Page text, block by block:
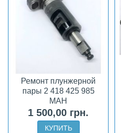
Ремонт плунжерной
пары 2 418 425 985
МАН
1 500,00 грн.
КУПИТЬ